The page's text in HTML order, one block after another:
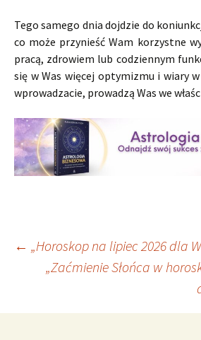
Tego samego dnia dojdzie do
co może przynieść Wam korzystne
pracą, zdrowiem lub codziennym
się w Was więcej optymizmu i wiary
wprowadzacie, prowadzą Was we
Nawigacja
← „Horoskop na lipiec 2026 dla
„Zaćmienie Słońca w